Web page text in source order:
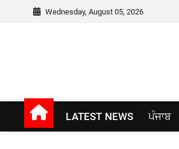
Wednesday, August 05, 2026
Punjab window
LATEST NEWS ਪੰਜਾਬ